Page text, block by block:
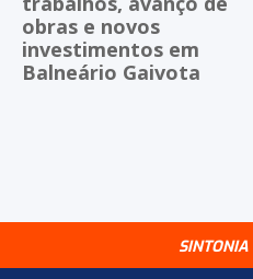
obras e novos
investimentos em
Balneário Gaivota